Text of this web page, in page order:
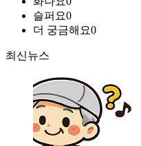
슬퍼요0
더 궁금해요0
최신뉴스